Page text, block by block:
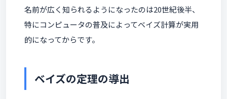
名前が広く知られるようになったのは20世紀後半、
特にコンピュータの普及によってベイズ計算が実用
的になってからです。
ベイズの定理の導出